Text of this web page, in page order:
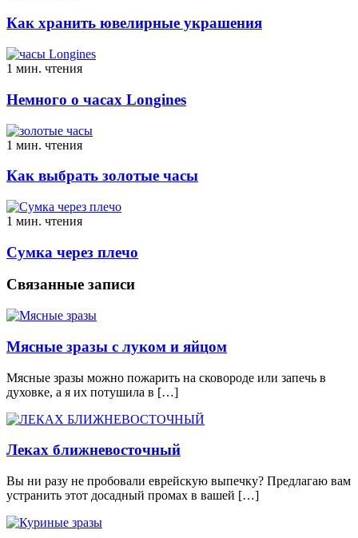
Как хранить ювелирные украшения
1 мин. чтения
Немного о часах Longines
1 мин. чтения
Как выбрать золотые часы
1 мин. чтения
Сумка через плечо
Связанные записи
Мясные зразы с луком и яйцом
Мясные зразы можно пожарить на сковороде или запечь в
духовке, а я их потушила в […]
Леках ближневосточный
Вы ни разу не пробовали еврейскую выпечку? Предлагаю вам
устранить этот досадный промах в вашей […]